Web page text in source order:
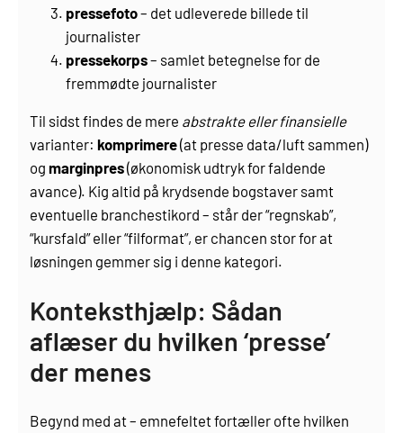
pressefoto– det udleverede billede til
journalister
pressekorps– samlet betegnelse for de
fremmødte journalister
Til sidst findes de mere abstrakte eller finansielle
varianter:komprimere(at presse data/luft sammen)
ogmarginpres(økonomisk udtryk for faldende
avance). Kig altid på krydsende bogstaver samt
eventuelle branchestikord – står der “regnskab”,
“kursfald” eller “filformat”, er chancen stor for at
løsningen gemmer sig i denne kategori.
Konteksthjælp: Sådan
aflæser du hvilken ‘presse’
der menes
Begynd med at– emnefeltet fortæller ofte hvilken